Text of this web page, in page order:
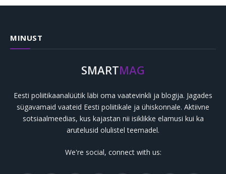
MINUST
SMARTMAG
Eesti poliitikaanalüütik läbi oma vaatevinkli ja blogija. Jagades
sügavamaid vaateid Eesti poliitikale ja ühiskonnale. Aktiivne
sotsiaalmeedias, kus kajastan nii isiklikke elamusi kui ka
arutelusid olulistel teemadel.
We're social, connect with us: